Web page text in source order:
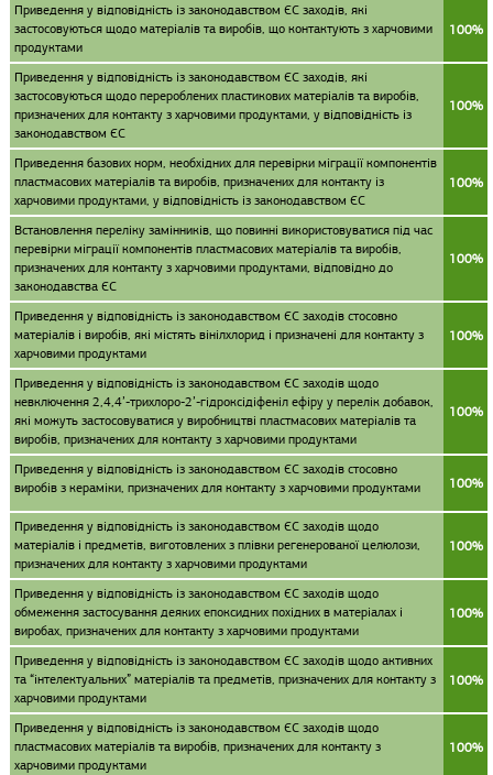
Приведення у відповідність із законодавством ЄС заходів, які
застосовуються щодо матеріалів та виробів, що контактують з харчовими
продуктами
100%
Приведення у відповідність із законодавством ЄС заходів, які
застосовуються щодо перероблених пластикових матеріалів та виробів,
призначених для контакту з харчовими продуктами, у відповідність із
законодавством ЄС
100%
Приведення базових норм, необхідних для перевірки міграції компонентів
пластмасових матеріалів та виробів, призначених для контакту із
харчовими продуктами, у відповідність із законодавством ЄС
100%
Встановлення переліку замінників, що повинні використовуватися під час
перевірки міграції компонентів пластмасових матеріалів та виробів,
призначених для контакту з харчовими продуктами, відповідно до
законодавства ЄС
100%
Приведення у відповідність із законодавством ЄС заходів стосовно
матеріалів і виробів, які містять вінілхлорид і призначені для контакту з
харчовими продуктами
100%
Приведення у відповідність із законодавством ЄС заходів щодо
невключення 2,4,4’-трихлоро-2’-гідроксідіфеніл ефіру у перелік добавок,
які можуть застосовуватися у виробництві пластмасових матеріалів та
виробів, призначених для контакту з харчовими продуктами
100%
Приведення у відповідність із законодавством ЄС заходів стосовно
виробів з кераміки, призначених для контакту з харчовими продуктами
100%
Приведення у відповідність із законодавством ЄС заходів щодо
матеріалів і предметів, виготовлених з плівки регенерованої целюлози,
призначених для контакту з харчовими продуктами
100%
Приведення у відповідність із законодавством ЄС заходів щодо
обмеження застосування деяких епоксидних похідних в матеріалах і
виробах, призначених для контакту з харчовими продуктами
100%
Приведення у відповідність із законодавством ЄС заходів щодо активних
та “інтелектуальних” матеріалів та предметів, призначених для контакту з
харчовими продуктами
100%
Приведення у відповідність із законодавством ЄС заходів щодо
пластмасових матеріалів та виробів, призначених для контакту з
харчовими продуктами
100%